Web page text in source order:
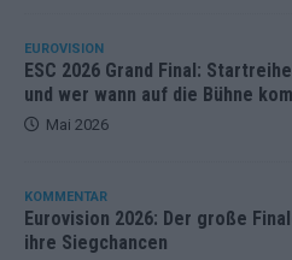
EUROVISION
ESC 2026 Grand Final:
und wer wann auf die Bühne
Mai 2026
KOMMENTAR
Eurovision 2026: Der große
ihre Siegchancen